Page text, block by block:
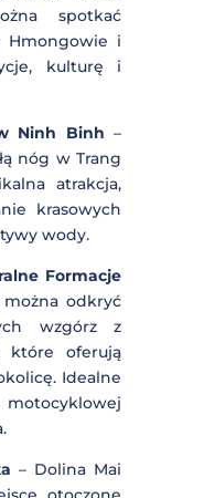
miejsca
i dolin.
–
tras
takich jak
oferuje
krajobrazy
Kulturowe
przez
spotkać
i
kulturę i
Ninh Binh –
siłą nóg w